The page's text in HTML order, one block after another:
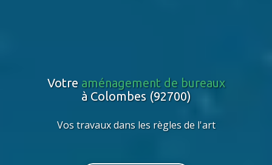
Votre aménagement de bureaux
à Colombes (92700)
Vos travaux dans les règles de l'art